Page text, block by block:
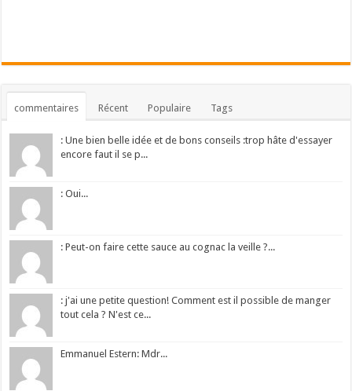
commentaires Récent Populaire Tags
: Une bien belle idée et de bons conseils :trop hâte d'essayer
encore faut il se p...
: Oui...
: Peut-on faire cette sauce au cognac la veille ?...
: j'ai une petite question! Comment est il possible de manger
tout cela ? N'est ce...
Emmanuel Estern: Mdr...